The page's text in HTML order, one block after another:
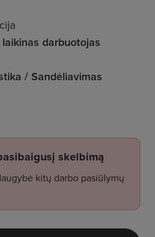
darbuotojas
/ Sandėliavimas
skelbimą
kitų darbo pasiūlymų